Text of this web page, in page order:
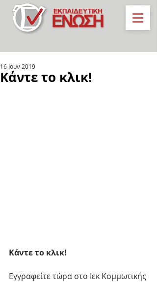
Κάντε το κλικ!
16 Ιουν 2019
Κάντε το κλικ!
Εγγραφείτε τώρα στο Ιεκ Κομμωτικής